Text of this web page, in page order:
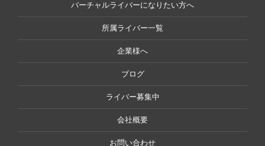
バーチャルライバーになりたい方へ
所属ライバー一覧
企業様へ
ブログ
ライバー募集中
会社概要
お問い合わせ